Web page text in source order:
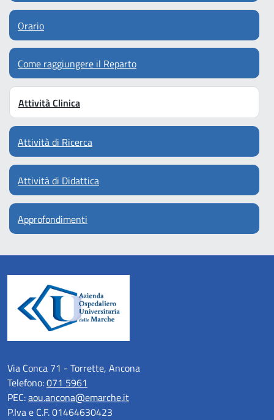
Orario
Come raggiungere il Reparto
Attività Clinica
Attività di Ricerca
Attività di Didattica
Approfondimenti
Via Conca 71 - Torrette, Ancona
Telefono:071 5961
PEC:aou.ancona@emarche.it
P.Iva e C.F. 01464630423